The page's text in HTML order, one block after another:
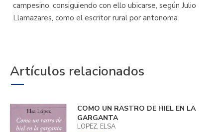
campesino, consiguiendo con ello ubicarse, según Julio
Llamazares, como el escritor rural por antonoma
Artículos relacionados
COMO UN RASTRO DE HIEL EN LA
GARGANTA
LOPEZ, ELSA